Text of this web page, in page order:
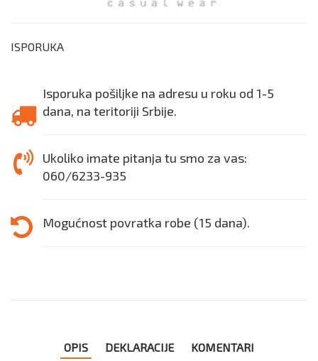
ISPORUKA
Isporuka pošiljke na adresu u roku od 1-5
dana, na teritoriji Srbije.
Ukoliko imate pitanja tu smo za vas:
060/6233-935
Mogućnost povratka robe (15 dana).
OPIS DEKLARACIJE KOMENTARI